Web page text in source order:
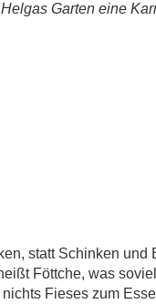
Garten eine
statt Schinken und
Föttche, was
Fieses zum